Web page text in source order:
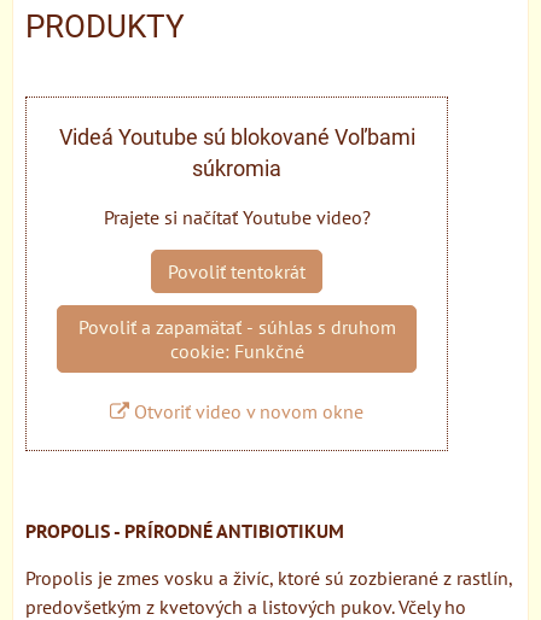
PRODUKTY
Videá Youtube sú blokované Voľbami
súkromia
Prajete si načítať Youtube video?
Povoliť tentokrát
Povoliť a zapamätať - súhlas s druhom
cookie: Funkčné
Otvoriť video v novom okne
PROPOLIS - PRÍRODNÉ ANTIBIOTIKUM
Propolis je zmes vosku a živíc, ktoré sú zozbierané z rastlín,
predovšetkým z kvetových a listových pukov. Včely ho